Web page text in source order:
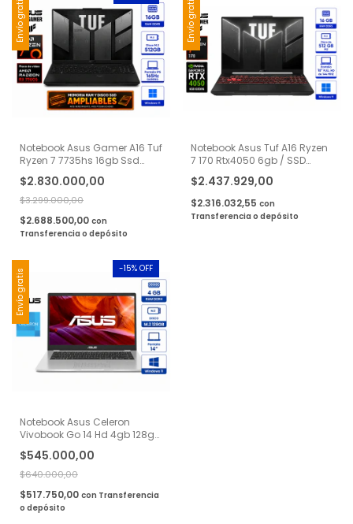
Envío gratis
Notebook Asus Gamer A16 Tuf
Ryzen 7 7735hs 16gb Ssd
$2.830.000,00
$3.299.000,00
$2.688.500,00 con
Transferencia o depósito
Envío gratis
Notebook Asus Tuf A16 Ryzen
7 170 Rtx4050 6gb / SSD
- Negro
$2.437.929,00
$2.316.032,55 con
Transferencia o depósito
Envío gratis
Notebook Asus Celeron
Vivobook Go 14 Hd 4gb 128gb
$545.000,00
-15% OFF
$640.000,00
$517.750,00 con Transferencia
o depósito